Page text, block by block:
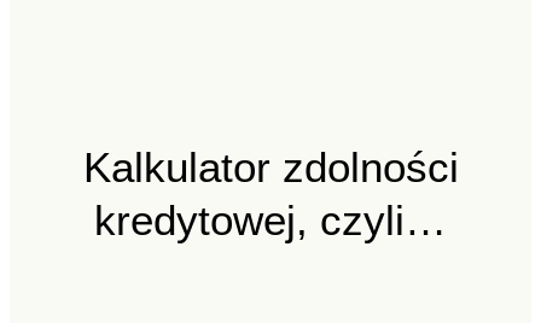
Kalkulator zdolności
kredytowej, czyli…